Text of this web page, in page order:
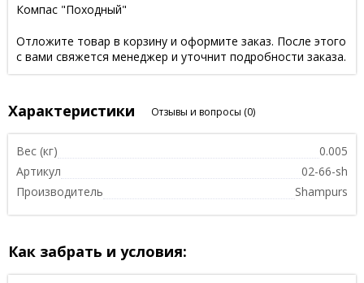
Компас "Походный"
Отложите товар в корзину и оформите заказ. После этого
с вами свяжется менеджер и уточнит подробности заказа.
Характеристики Отзывы и вопросы (0)
Вес (кг)
0.005
Артикул
02-66-sh
Производитель
Shampurs
Как забрать и условия: